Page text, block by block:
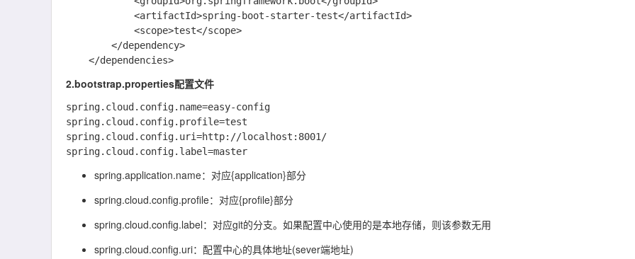
2.bootstrap.properties配置文件
spring.cloud.config.name=easy-config
spring.cloud.config.profile=test
spring.cloud.config.uri=http://localhost:8001/
spring.application.name：对应{application}部分
spring.cloud.config.profile：对应{profile}部分
spring.cloud.config.label：对应git的分支。如果配置中心使用的是本地存储，则该参数无用
spring.cloud.config.uri：配置中心的具体地址(sever端地址)